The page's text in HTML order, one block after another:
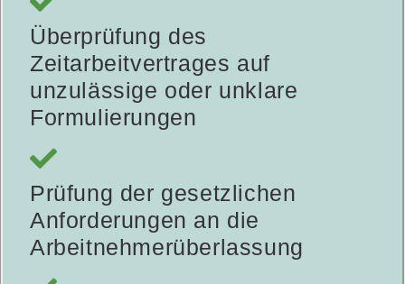
Überprüfung des
Zeitarbeitvertrages auf
unzulässige oder unklare
Formulierungen
Prüfung der gesetzlichen
Anforderungen an die
Arbeitnehmerüberlassung